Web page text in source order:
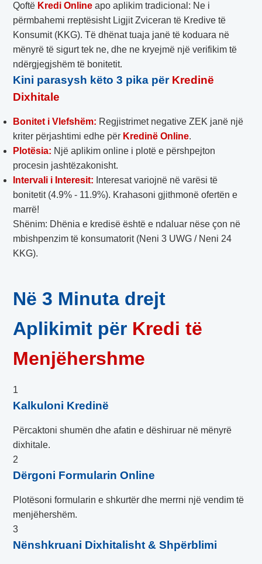
Qoftë Kredi Online apo aplikim tradicional: Ne i
përmbahemi rreptësisht Ligjit Zviceran të Kredive të
Konsumit (KKG). Të dhënat tuaja janë të koduara në
mënyrë të sigurt tek ne, dhe ne kryejmë një verifikim të
ndërgjegjshëm të bonitetit.
Kini parasysh këto 3 pika për Kredinë
Dixhitale
Bonitet i Vlefshëm: Regjistrimet negative ZEK janë një
kriter përjashtimi edhe për Kredinë Online.
Plotësia: Një aplikim online i plotë e përshpejton
procesin jashtëzakonisht.
Intervali i Interesit: Interesat variojnë në varësi të
bonitetit (4.9% - 11.9%). Krahasoni gjithmonë ofertën e
marrë!
Shënim: Dhënia e kredisë është e ndaluar nëse çon në
mbishpenzim të konsumatorit (Neni 3 UWG / Neni 24
KKG).
Në 3 Minuta drejt
Aplikimit për Kredi të
Menjëhershme
1
Kalkuloni Kredinë
Përcaktoni shumën dhe afatin e dëshiruar në mënyrë
dixhitale.
2
Dërgoni Formularin Online
Plotësoni formularin e shkurtër dhe merrni një vendim të
menjëhershëm.
3
Nënshkruani Dixhitalisht & Shpërblimi